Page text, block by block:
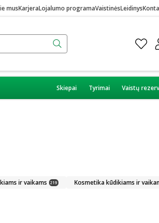
musKarjeraLojalumo programaVaistinėsLeidinys
Skiepai Tyrimai Vaistų
ir vaikams 219 Kosmetika kūdikiams ir